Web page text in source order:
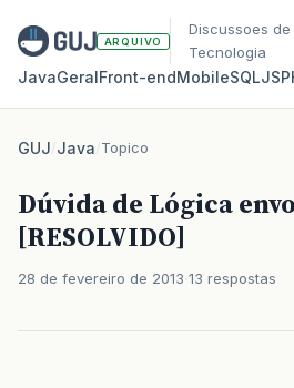
ARQUIVO
Discussoes
Tecnologia
JavaGeralFront‑endMobileSQLJS
GUJ/Java/Topico
Dúvida de Lógica
[RESOLVIDO]
28 de fevereiro de 2013 13 respostas